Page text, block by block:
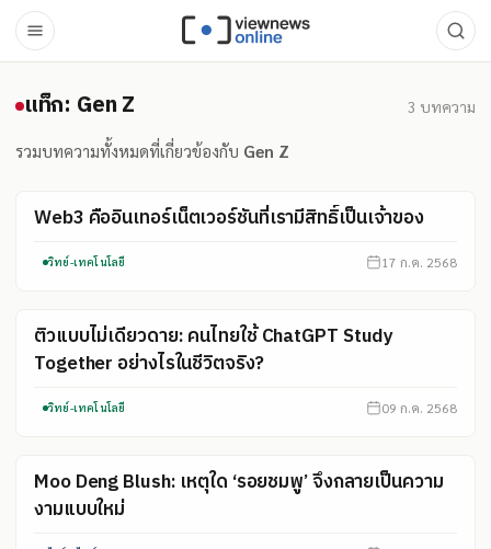
แท็ก: Gen Z
แท็ก: Gen Z 3 บทความ
รวมบทความทั้งหมดที่เกี่ยวข้องกับ Gen Z
Web3 คืออินเทอร์เน็ตเวอร์ชันที่เรามีสิทธิ์เป็นเจ้าของ
วิทย์-เทคโนโลยี 17 ก.ค. 2568
ติวแบบไม่เดียวดาย: คนไทยใช้ ChatGPT Study
Together อย่างไรในชีวิตจริง?
วิทย์-เทคโนโลยี 09 ก.ค. 2568
Moo Deng Blush: เหตุใด ‘รอยชมพู’ จึงกลายเป็นความ
งามแบบใหม่